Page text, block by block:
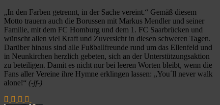
„In den Farben getrennt, in der Sache vereint.“ Gemäß diesem
Motto trauern auch die Borussen mit Markus Mendler und seiner
Familie, mit dem FC Homburg und dem 1. FC Saarbrücken und
wünscht allen viel Kraft und Zuversicht in diesen schweren Tagen.
Darüber hinaus sind alle Fußballfreunde rund um das Ellenfeld und
in Neunkirchen herzlich gebeten, sich an der Unterstützungsaktion
zu beteiligen. Damit es nicht nur bei leeren Worten bleibt, wenn die
Fans aller Vereine ihre Hymne erklingen lassen: „You´ll never walk
alone!“ (-jf-)